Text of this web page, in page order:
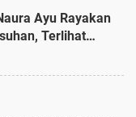
Ayu Rayakan
Terlihat